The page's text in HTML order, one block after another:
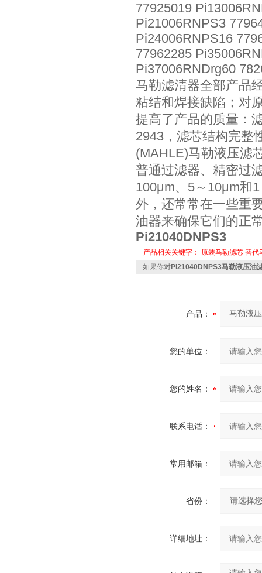
77925019
Pi21006RNPS3
Pi24006RNPS16
77962285
Pi37006RNDrg60
马勒滤清器全部产品
粘结和焊接缺陷；对
提高了产品的质量：
2943，滤芯结构完整
(MAHLE)马勒液压滤
普通过滤器、精密过
100μm、5～10μm和
外，还常常在一些重
油器来确保它们的正
Pi21040DNPS3
产品相关关键字： 原装马勒滤芯 替代
如果你对Pi21040DNPS3马勒液压油
产品：
您的单位：
您的姓名：
联系电话：
常用邮箱：
省份：
详细地址：